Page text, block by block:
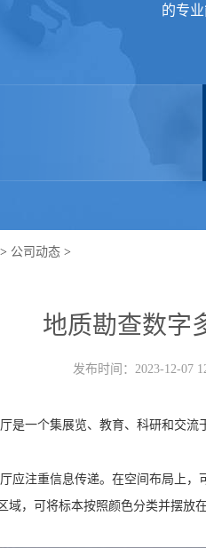
的专
> 公司动态 >
地质勘查数字
发布时间：2023-12-07
是一个集展览、教育、科研和交
应注重信息传递。在空间布局上
域，可将标本按照颜色分类并摆放